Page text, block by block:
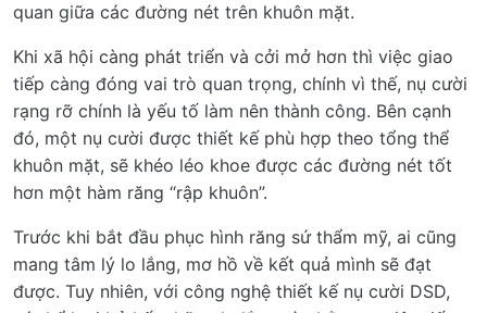
quan giữa các đường nét trên khuôn mặt.
Khi xã hội càng phát triển và cởi mở hơn thì việc giao
tiếp càng đóng vai trò quan trọng, chính vì thế, nụ cười
rạng rỡ chính là yếu tố làm nên thành công. Bên cạnh
đó, một nụ cười được thiết kế phù hợp theo tổng thể
khuôn mặt, sẽ khéo léo khoe được các đường nét tốt
hơn một hàm răng “rập khuôn”.
Trước khi bắt đầu phục hình răng sứ thẩm mỹ, ai cũng
mang tâm lý lo lắng, mơ hồ về kết quả mình sẽ đạt
được. Tuy nhiên, với công nghệ thiết kế nụ cười DSD,